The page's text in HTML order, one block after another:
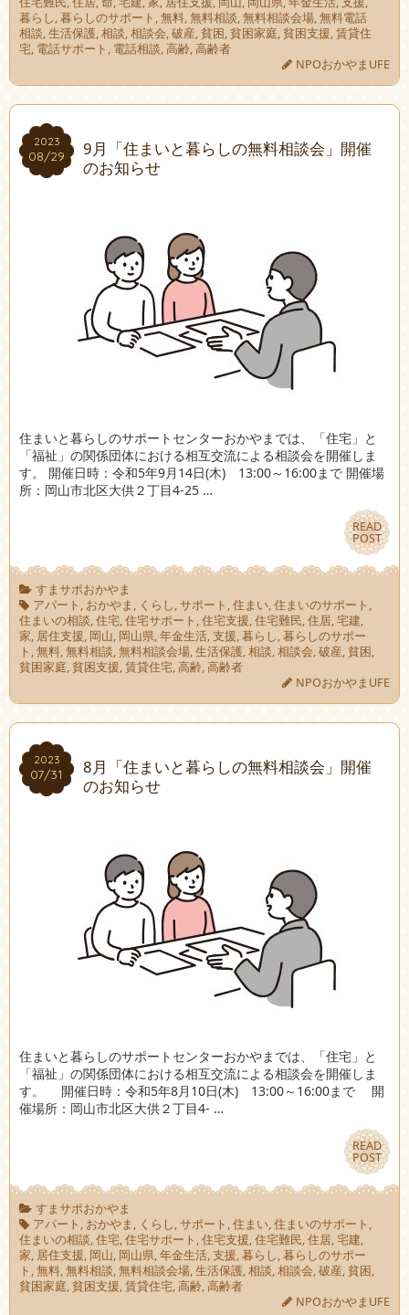
暮らし,暮らしのサポート ,無料,無料相談,無料相談会場,無料電話
相談,生活保護,相談,相談会,破産,貧困,貧困家庭,貧困支援,賃貸住
宅, 電話サポート , 電話相談,高齢,高齢者
NPOおかやまUFE
2023
08/29
2023
08/29
9月「住まいと暮らしの無料相談会」開催
のお知らせ
住まいと暮らしのサポートセンターおかやまでは、「住宅」と
「福祉」の関係団体における相互交流による相談会を開催しま
す。 開催日時：令和5年9月14日(木) 13:00～16:00まで 開催場
所：岡山市北区大供２丁目4-25 …
READ
POST
READ
POST
すまサポおかやま
アパート , おかやま , くらし,サポート ,住まい,住まいのサポート ,
住まいの相談,住宅,住宅サポート ,住宅支援,住宅難民,住居,宅建,
家,居住支援, 岡山, 岡山県,年金生活,支援,暮らし,暮らしのサポー
ト ,無料,無料相談,無料相談会場,生活保護,相談,相談会,破産,貧困,
貧困家庭,貧困支援,賃貸住宅,高齢,高齢者
NPOおかやまUFE
2023
07/31
2023
07/31
8月「住まいと暮らしの無料相談会」開催
のお知らせ
住まいと暮らしのサポートセンターおかやまでは、「住宅」と
「福祉」の関係団体における相互交流による相談会を開催しま
す。 開催日時：令和5年8月10日(木) 13:00～16:00まで 開
催場所：岡山市北区大供２丁目4- …
READ
POST
READ
POST
すまサポおかやま
アパート , おかやま , くらし,サポート ,住まい,住まいのサポート ,
住まいの相談,住宅,住宅サポート ,住宅支援,住宅難民,住居,宅建,
家, 居住支援, 岡山, 岡山県,年金生活,支援,暮らし,暮らしのサポー
ト ,無料,無料相談,無料相談会場,生活保護,相談,相談会,破産,貧困,
貧困家庭,貧困支援,賃貸住宅,高齢,高齢者
NPOおかやまUFE